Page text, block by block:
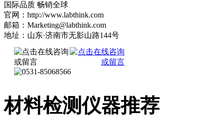
国际品质 畅销全球
官网：http://www.labthink.com
邮箱：Marketing@labthink.com
地址：山东·济南市无影山路144号
材料检测仪器推荐